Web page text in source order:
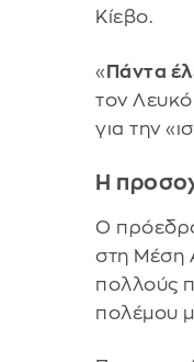
Κίεβο.
« Πάντα
τον Λευκό
για την
Η
Ο
στη Μέση
πολλούς
πολέμου